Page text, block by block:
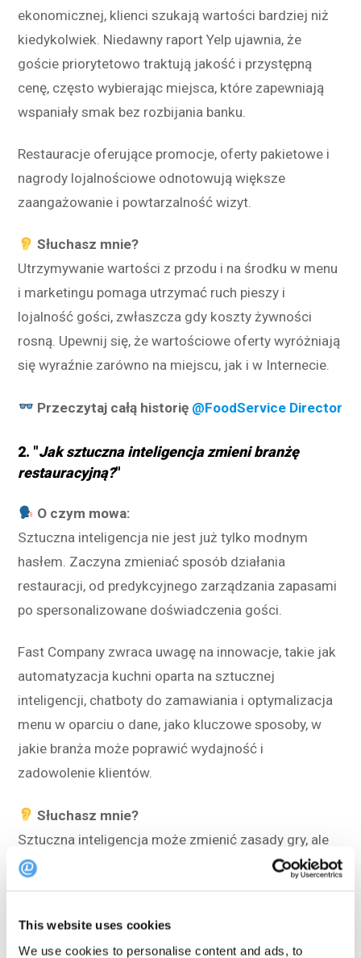
This website uses cookies
We use cookies to personalise content and ads, to
ekonomicznej, klienci szukają wartości bardziej niż
kiedykolwiek. Niedawny raport Yelp ujawnia, że
goście priorytetowo traktują jakość i przystępną
cenę, często wybierając miejsca, które zapewniają
wspaniały smak bez rozbijania banku.
Restauracje oferujące promocje, oferty pakietowe i
nagrody lojalnościowe odnotowują większe
zaangażowanie i powtarzalność wizyt.
Słuchasz mnie?
Utrzymywanie wartości z przodu i na środku w menu
i marketingu pomaga utrzymać ruch pieszy i
lojalność gości, zwłaszcza gdy koszty żywności
rosną. Upewnij się, że wartościowe oferty wyróżniają
się wyraźnie zarówno na miejscu, jak i w Internecie.
Przeczytaj całą historię @FoodService Director
2. "Jak sztuczna inteligencja zmieni branżę
restauracyjną?"
O czym mowa:
Sztuczna inteligencja nie jest już tylko modnym
hasłem. Zaczyna zmieniać sposób działania
restauracji, od predykcyjnego zarządzania zapasami
po spersonalizowane doświadczenia gości.
Fast Company zwraca uwagę na innowacje, takie jak
automatyzacja kuchni oparta na sztucznej
inteligencji, chatboty do zamawiania i optymalizacja
menu w oparciu o dane, jako kluczowe sposoby, w
jakie branża może poprawić wydajność i
zadowolenie klientów.
Słuchasz mnie?
Sztuczna inteligencja może zmienić zasady gry, ale
jej pomyślne wdrożenie oznacza przemyślaną